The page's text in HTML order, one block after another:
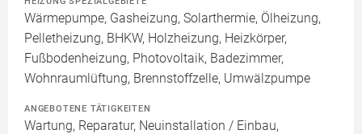
Wärmepumpe, Gasheizung, Solarthermie, Ölheizung,
Pelletheizung, BHKW, Holzheizung, Heizkörper,
Fußbodenheizung, Photovoltaik, Badezimmer,
Wohnraumlüftung, Brennstoffzelle, Umwälzpumpe
ANGEBOTENE TÄTIGKEITEN
Wartung, Reparatur, Neuinstallation / Einbau,